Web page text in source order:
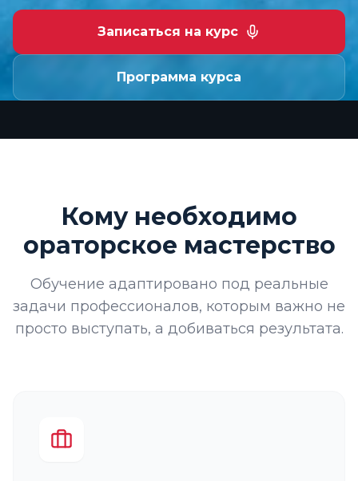
Записаться на курс
Программа курса
Кому необходимо
ораторское мастерство
Обучение адаптировано под реальные
задачи профессионалов, которым важно не
просто выступать, а добиваться результата.